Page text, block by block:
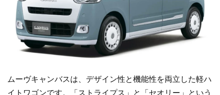
ムーヴキャンバスは、デザイン性と機能性を両立した軽ハ
イトワゴンです。「ストライプス」と「セオリー」という